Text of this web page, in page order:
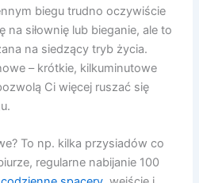
biegu trudno oczywiście
siłownię lub bieganie, ale to
na siedzący tryb życia.
– krótkie, kilkuminutowe
Ci więcej ruszać się
To np. kilka przysiadów co
regularne nabijanie 100